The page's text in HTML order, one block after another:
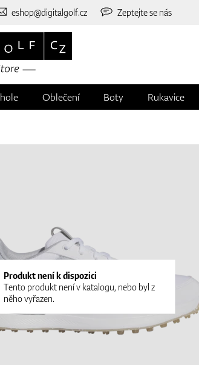
eshop@digitalgolf.cz Zeptejte se nás
Oblečení Boty Rukavice
Produkt není k dispozici
Tento produkt není v katalogu, nebo byl z
něho vyřazen.